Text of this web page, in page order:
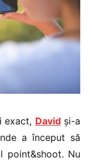
exact, Davidși-a
a început să
point&shoot. Nu